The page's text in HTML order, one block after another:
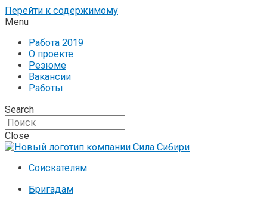
Перейти к содержимому
Menu
Работа 2019
О проекте
Резюме
Вакансии
Работы
Search
Close
Соискателям
Бригадам